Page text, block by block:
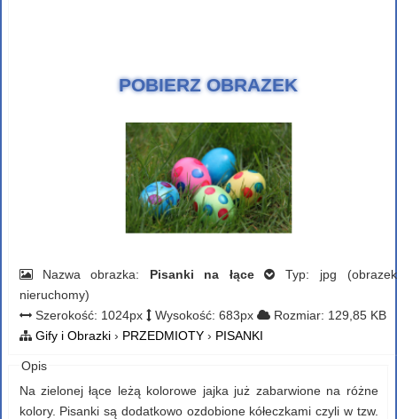
POBIERZ OBRAZEK
Nazwa obrazka: Pisanki na łące
Typ: jpg (obrazek
nieruchomy)
Szerokość: 1024px Wysokość: 683px
Rozmiar: 129,85 KB
Gify i Obrazki› PRZEDMIOTY › PISANKI
Opis
Na zielonej łące leżą kolorowe jajka już zabarwione na różne
kolory. Pisanki są dodatkowo ozdobione kółeczkami czyli w tzw.